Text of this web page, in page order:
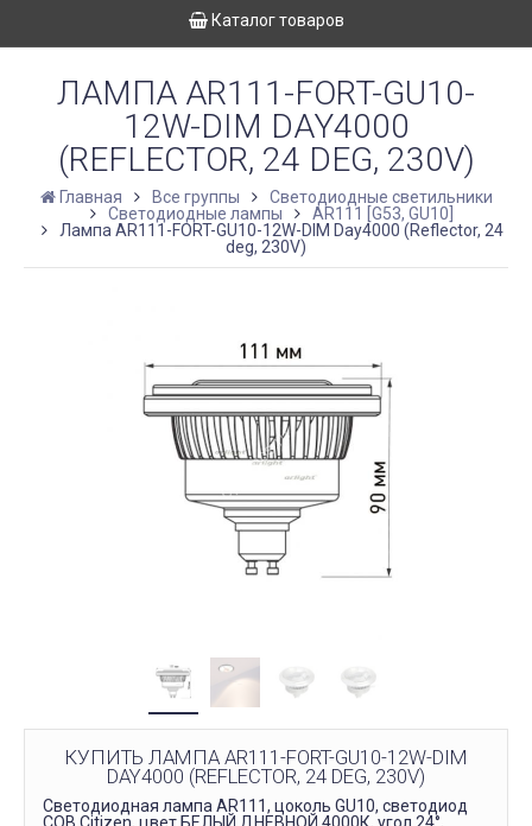
Каталог товаров
ЛАМПА AR111-FORT-GU10-
12W-DIM DAY4000
(REFLECTOR, 24 DEG, 230V)
Главная Все группы
Светодиодные светильники
Светодиодные лампы
AR111 [G53, GU10]
Лампа AR111-FORT-GU10-12W-DIM Day4000 (Reflector, 24
deg, 230V)
КУПИТЬ ЛАМПА AR111-FORT-GU10-12W-DIM
DAY4000 (REFLECTOR, 24 DEG, 230V)
Светодиодная лампа AR111, цоколь GU10, светодиод
COB Citizen, цвет БЕЛЫЙ ДНЕВНОЙ 4000К, угол 24°,